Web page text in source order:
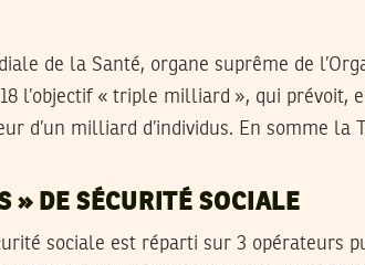
de la Santé, organe suprême de
l’objectif « triple milliard », qui prévoit,
d’un milliard d’individus. En somme la
» DE SÉCURITÉ SOCIALE
sociale est réparti sur 3 opérateurs